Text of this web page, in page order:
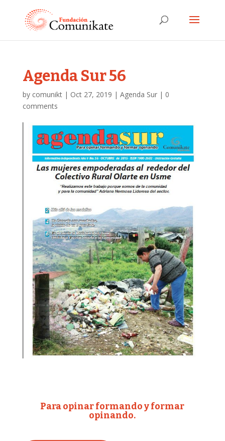
Agenda Sur 56
by comunikt| Oct 27, 2019 | Agenda Sur| 0
comments
Para opinar formando y formar
opinando.